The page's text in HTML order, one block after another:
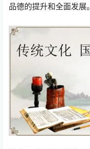
品德的提升和全面发展。